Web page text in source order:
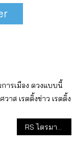
ารเมือง ดวงแบบนี้
วาส เรตติ้งข่าว เรตติ้ง
RS ไตรมาส 2 ปี 2563 รายได้ขายสินค้าโต 8.2% ธุรกิจสื่อรวมทีวีลด 15.7%